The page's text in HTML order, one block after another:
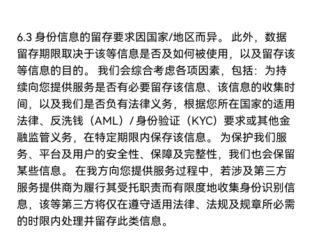
6.3 身份信息的留存要求因国家/地区而异。 此外，数据
留存期限取决于该等信息是否及如何被使用，以及留存该
等信息的目的。 我们会综合考虑各项因素，包括：为持
续向您提供服务是否有必要留存该信息、该信息的收集时
间，以及我们是否负有法律义务，根据您所在国家的适用
法律、反洗钱（AML）/ 身份验证（KYC）要求或其他金
融监管义务，在特定期限内保存该信息。 为保护我们服
务、平台及用户的安全性、保障及完整性，我们也会保留
某些信息。 在我方向您提供服务过程中，若涉及第三方
服务提供商为履行其受托职责而有限度地收集身份识别信
息，该等第三方将仅在遵守适用法律、法规及规章所必需
的时限内处理并留存此类信息。